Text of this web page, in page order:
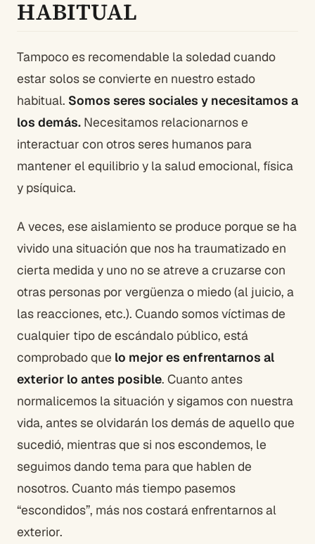
HABITUAL
Tampoco es recomendable la soledad cuando
estar solos se convierte en nuestro estado
habitual. Somos seres sociales y necesitamos a
los demás. Necesitamos relacionarnos e
interactuar con otros seres humanos para
mantener el equilibrio y la salud emocional, física
y psíquica.
A veces, ese aislamiento se produce porque se ha
vivido una situación que nos ha traumatizado en
cierta medida y uno no se atreve a cruzarse con
otras personas por vergüenza o miedo (al juicio, a
las reacciones, etc.). Cuando somos víctimas de
cualquier tipo de escándalo público, está
comprobado que lo mejor es enfrentarnos al
exterior lo antes posible. Cuanto antes
normalicemos la situación y sigamos con nuestra
vida, antes se olvidarán los demás de aquello que
sucedió, mientras que si nos escondemos, le
seguimos dando tema para que hablen de
nosotros. Cuanto más tiempo pasemos
“escondidos”, más nos costará enfrentarnos al
exterior.